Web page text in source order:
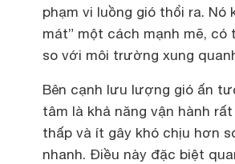
phạm vi luồng gió thổi ra. Nó
mát” một cách mạnh mẽ,
so với môi trường xung
Bên cạnh lưu lượng gió ấn
tâm là khả năng vận hành
thấp và ít gây khó chịu hơn
nhanh. Điều này đặc biệt